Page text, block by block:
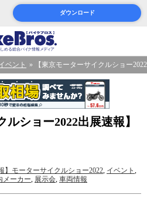
ダウンロード
ベント 【東京モーターサイクルショー
ルショー2022出展速報】
】モーターサイクルショー2022, イベント ,
メーカー, 展示会, 車両情報